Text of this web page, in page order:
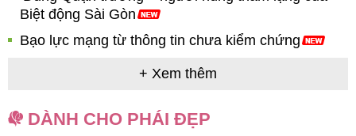
Biệt động Sài Gòn
Bạo lực mạng từ thông tin chưa kiểm chứng
+ Xem thêm
DÀNH CHO PHÁI ĐẸP